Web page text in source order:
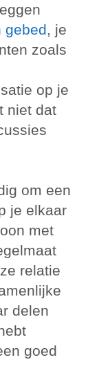
gebed, je
zoals
op je
niet dat
om een
je elkaar
met
relatie
delen
goed